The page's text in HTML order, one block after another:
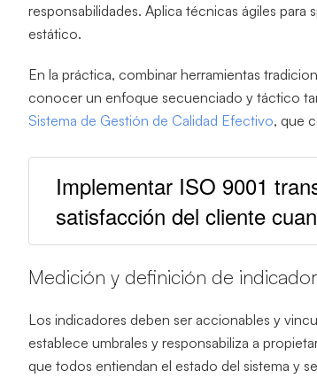
responsabilidades. Aplica técnicas ágiles
estático.
En la práctica, combinar herramientas
conocer un enfoque secuenciado y táctico
Sistema de Gestión de Calidad Efectivo, que
Implementar ISO 9001
satisfacción del cliente
Medición y definición de
Los indicadores deben ser accionables y
establece umbrales y responsabiliza a
que todos entiendan el estado del sistema y